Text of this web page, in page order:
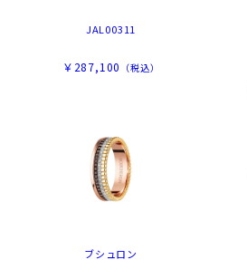
JAL00311
￥287,100 （税込）
ブシュロン